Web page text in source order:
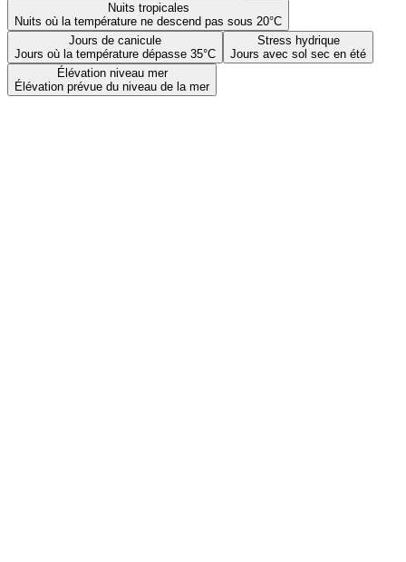
Nuits tropicales
Nuits où la température ne descend pas sous 20°C
Jours de canicule
Jours où la température dépasse 35°C
Stress hydrique
Jours avec sol sec en été
Élévation niveau mer
Élévation prévue du niveau de la mer